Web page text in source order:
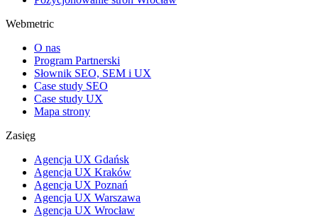
Webmetric
O nas
Program Partnerski
Słownik SEO, SEM i UX
Case study SEO
Case study UX
Mapa strony
Zasięg
Agencja UX Gdańsk
Agencja UX Kraków
Agencja UX Poznań
Agencja UX Warszawa
Agencja UX Wrocław